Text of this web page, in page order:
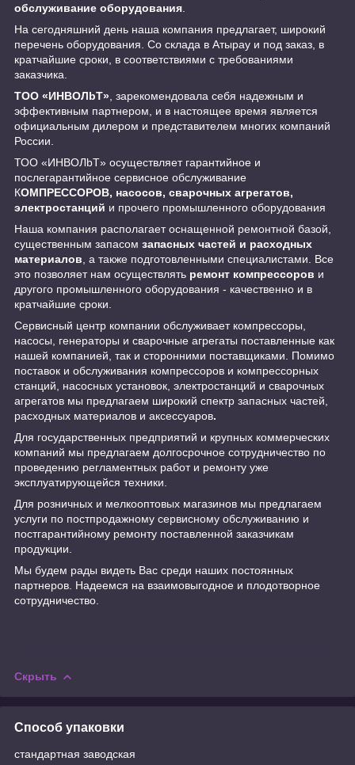
обслуживание оборудования
На сегодняшний день наша компания предлагает, широкий
перечень оборудования. Со склада в Атырау и под заказ, в
кратчайшие сроки, в соответствиями с требованиями
заказчика.
ТОО «ИНBOЛbT» , зарекомендовала себя надежным и
эффективным партнером, и в настоящее время является
официальным дилером и представителем многих компаний
России.
ТОО «ИНBOЛbT» осуществляет гарантийное и
послегарантийное сервисное обслуживание
КОМПРЕССОРОВ, насосов, сварочных агрегатов,
электростанций и прочего промышленного оборудования
Наша компания располагает оснащенной ремонтной базой,
существенным запасом запасных частей и расходных
материалов , а также подготовленными специалистами. Все
это позволяет нам осуществлять ремонт компрессоров и
другого промышленного оборудования - качественно и в
кратчайшие сроки.
Сервисный центр компании обслуживает компрессоры,
насосы, генераторы и сварочные агрегаты поставленные как
нашей компанией, так и сторонними поставщиками. Помимо
поставок и обслуживания компрессоров и компрессорных
станций, насосных установок, электростанций и сварочных
агрегатов мы предлагаем широкий спектр запасных частей,
расходных материалов и аксессуаров.
Для государственных предприятий и крупных коммерческих
компаний мы предлагаем долгосрочное сотрудничество по
проведению регламентных работ и ремонту уже
эксплуатирующейся техники.
Для розничных и мелкооптовых магазинов мы предлагаем
услуги по постпродажному сервисному обслуживанию и
постгарантийному ремонту поставленной заказчикам
продукции.
Мы будем рады видеть Вас среди наших постоянных
партнеров. Надеемся на взаимовыгодное и плодотворное
сотрудничество.
Скрыть
Способ упаковки
стандартная заводская